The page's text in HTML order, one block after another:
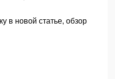
в новой статье, обзор